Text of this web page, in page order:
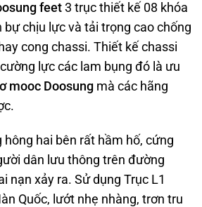
feet3 trục thiết kế 08 khóa
bự chịu lực và tải trọng cao chống
cong chassi. Thiết kế chassi
lực các lam bụng đó là ưu
mooc Doosung mà các hãng
hông hai bên rất hầm hố, cứng
dân lưu thông trên đường
nạn xảy ra. Sử dụng Trục L1
Quốc, lướt nhẹ nhàng, trơn tru